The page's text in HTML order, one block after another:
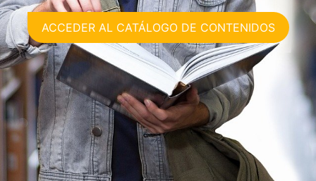
ACCEDER AL CATÁLOGO DE CONTENIDOS